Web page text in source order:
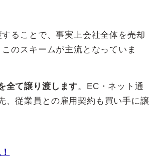
ることで、事実上会社全体を売却
のスキームが主流となっていま
全て譲り渡します。EC・ネット通
、従業員との雇用契約も買い手に譲